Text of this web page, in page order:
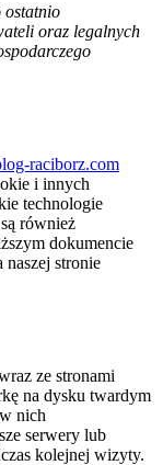
ostatnio
oraz legalnych
raciborz.com
i innych
technologie
również
dokumencie
stronie
ze stronami
na dysku twardym
nich
serwery lub
kolejnej wizyty.